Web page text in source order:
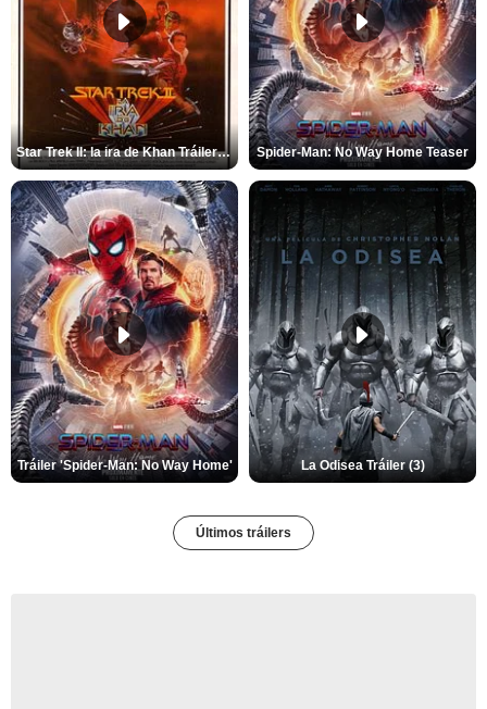
Star Trek II: la ira de Khan Tráiler VO Spider-Man: No Way Home Teaser
Tráiler 'Spider-Man: No Way Home' La Odisea Tráiler (3)
Últimos tráilers